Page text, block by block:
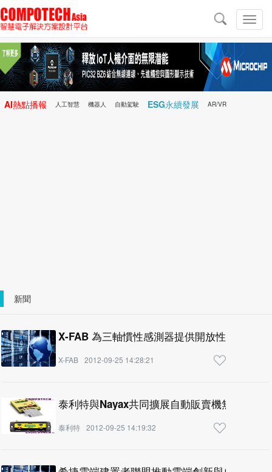
切
換
導
航
AI熱點播報 人工智慧 機器人 自動駕駛 ESG永續發展 AR/VR
新聞
X-FAB 為三軸慣性感測器提供開放性平台的製
X-FAB 2012-09-25 14:28:21
泰利特與Nayax共同擴展自動販賣機無現金支
泰利特 2012-09-25 14:19:32